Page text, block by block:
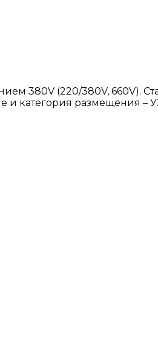
380V (220/380V, 660V).
категория размещения –